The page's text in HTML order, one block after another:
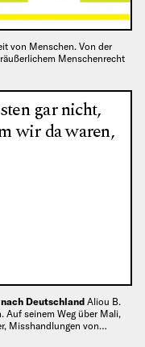
von Menschen. Von der
Menschenrecht
gar nicht,
wir da waren,
Deutschland Aliou B.
Auf seinem Weg über Mali,
Misshandlungen von…